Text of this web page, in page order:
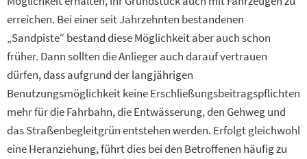
erreichen. Bei einer seit Jahrzehnten bestandenen
„Sandpiste“ bestand diese Möglichkeit aber auch schon
früher. Dann sollten die Anlieger auch darauf vertrauen
dürfen, dass aufgrund der langjährigen
Benutzungsmöglichkeit keine Erschließungsbeitragspflichten
mehr für die Fahrbahn, die Entwässerung, den Gehweg und
das Straßenbegleitgrün entstehen werden. Erfolgt gleichwohl
eine Heranziehung, führt dies bei den Betroffenen häufig zu